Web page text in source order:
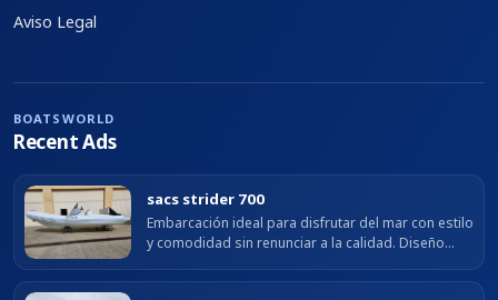
Aviso Legal
BOATSWORLD
Recent Ads
sacs strider 700
Embarcación ideal para disfrutar del mar con estilo
y comodidad sin renunciar a la calidad. Diseño
barco ofrece una experiencia...